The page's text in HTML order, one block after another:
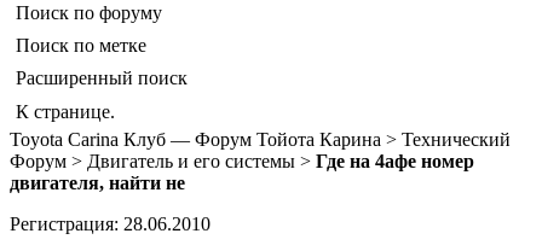
Поиск по форуму
Поиск по метке
Расширенный поиск
К странице.
Toyota Carina Клуб — Форум Тойота Карина > Технический
Форум > Двигатель и его системы > Где на 4афе номер
двигателя, найти не
Регистрация: 28.06.2010